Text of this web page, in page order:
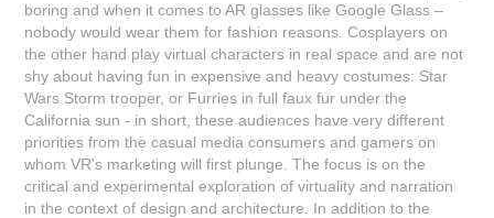
boring and when it comes to AR glasses like Google Glass –
nobody would wear them for fashion reasons. Cosplayers on
the other hand play virtual characters in real space and are not
shy about having fun in expensive and heavy costumes: Star
Wars Storm trooper, or Furries in full faux fur under the
California sun - in short, these audiences have very different
priorities from the casual media consumers and gamers on
whom VR's marketing will first plunge. The focus is on the
critical and experimental exploration of virtuality and narration
in the context of design and architecture. In addition to the